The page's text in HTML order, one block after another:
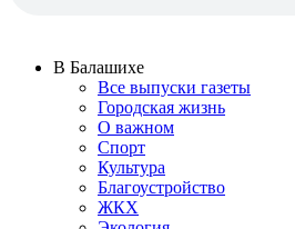
В Балашихе
Все выпуски газеты
Городская жизнь
О важном
Спорт
Культура
Благоустройство
ЖКХ